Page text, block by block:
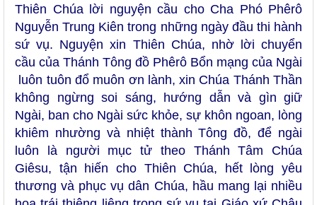
Thiên Chúa lời nguyện cầu cho Cha Phó Phêrô
Nguyễn Trung Kiên trong những ngày đầu thi hành
sứ vụ. Nguyện xin Thiên Chúa, nhờ lời chuyển
cầu của Thánh Tông đồ Phêrô Bổn mạng của Ngài
luôn tuôn đổ muôn ơn lành, xin Chúa Thánh Thần
không ngừng soi sáng, hướng dẫn và gìn giữ
Ngài, ban cho Ngài sức khỏe, sự khôn ngoan, lòng
khiêm nhường và nhiệt thành Tông đồ, để ngài
luôn là người mục tử theo Thánh Tâm Chúa
Giêsu, tận hiến cho Thiên Chúa, hết lòng yêu
thương và phục vụdân Chúa, hầu mang lại nhiều